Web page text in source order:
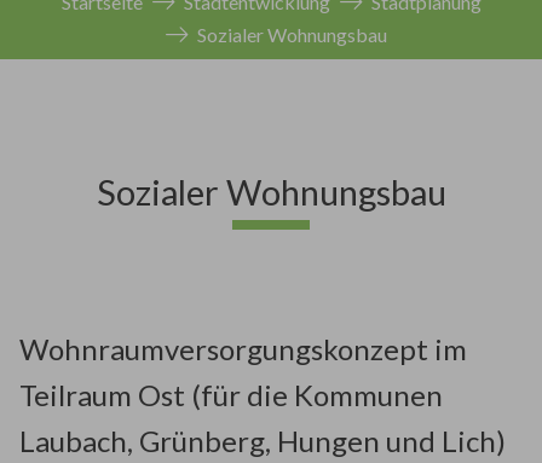
Sozialer Wohnungsbau
Sozialer Wohnungsbau
Wohnraumversorgungskonzept im
Teilraum Ost (für die Kommunen
Laubach, Grünberg, Hungen und Lich)